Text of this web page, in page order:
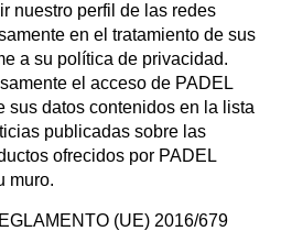
nuestro perfil de las redes
en el tratamiento de sus
a su política de privacidad.
el acceso de PADEL
sus datos contenidos en la lista
publicadas sobre las
ofrecidos por PADEL
muro.
(UE) 2016/679